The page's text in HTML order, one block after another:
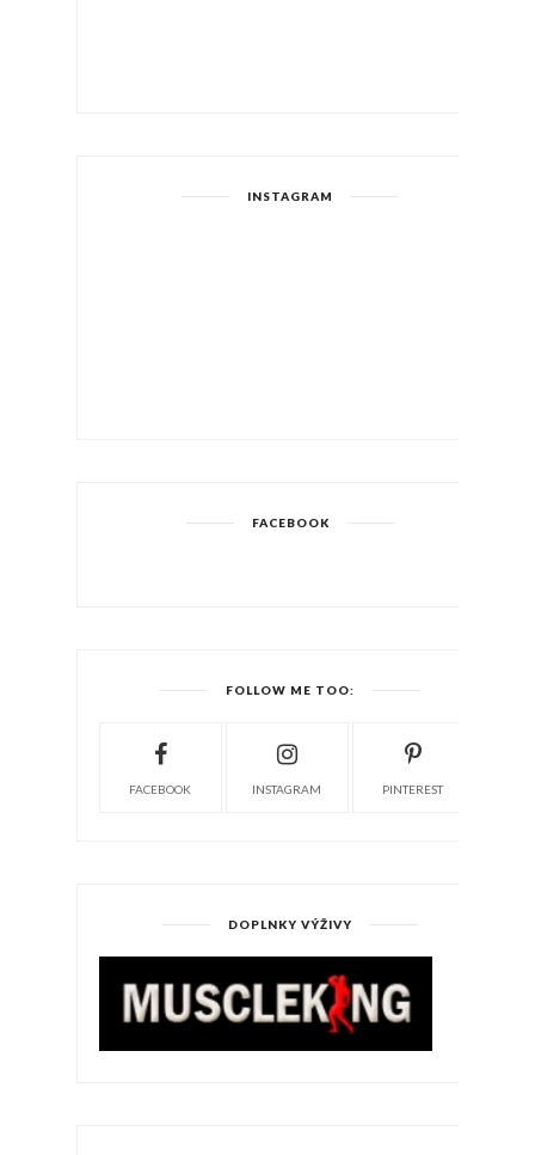
INSTAGRAM
FACEBOOK
FOLLOW ME TOO:
FACEBOOK INSTAGRAM PINTEREST
DOPLNKY VÝŽIVY